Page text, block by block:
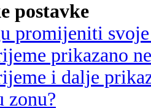
postavke
promijeniti svoje
prikazano
i dalje
zonu?